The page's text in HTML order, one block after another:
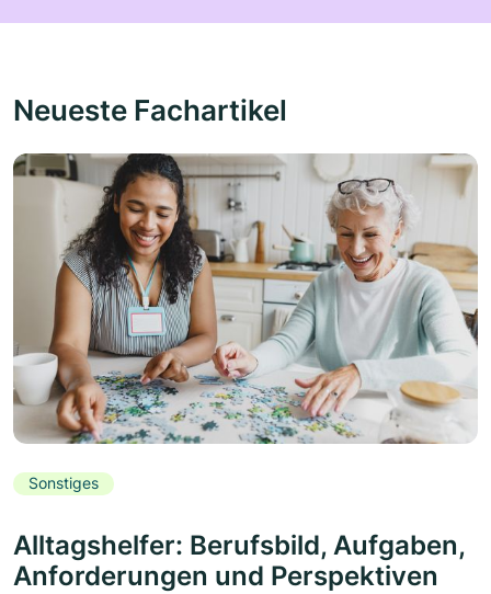
Neueste Fachartikel
Sonstiges
Alltagshelfer: Berufsbild, Aufgaben,
Anforderungen und Perspektiven